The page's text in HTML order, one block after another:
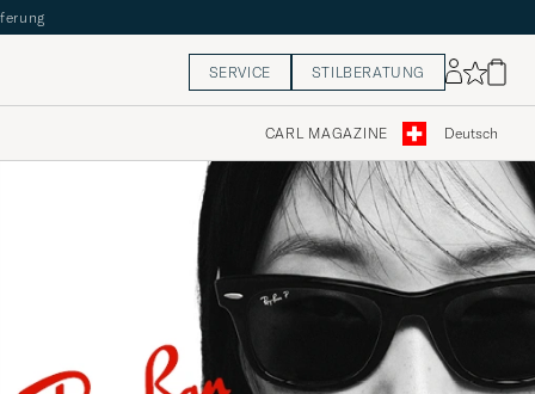
SERVICE STILBERATUNG
CARL MAGAZINE Deutsch